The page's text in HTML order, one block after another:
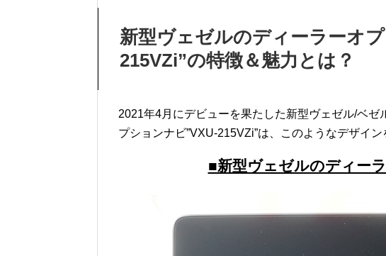
新型ヴェゼルのディーラーオ
215VZi”の特徴＆魅力とは？
2021年4月にデビューを果たした新型ヴェゼル/ベ
プションナビ”VXU-215VZi”は、このようなデザイン
■新型ヴェゼルのディー